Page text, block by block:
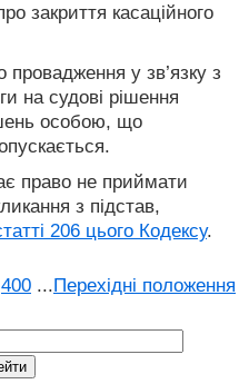
закриття касаційного
провадження у зв’язку з
на судові рішення
особою, що
право не приймати
з підстав,
206 цього Кодексу.
400 ...Перехідні положення